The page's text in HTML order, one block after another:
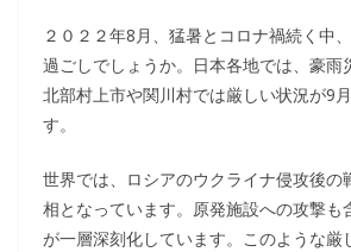
２０２２年8月、猛暑とコロナ禍続く中
過ごしでしょうか。日本各地では、豪雨
北部村上市や関川村では厳しい状況が9
す。
世界では、ロシアのウクライナ侵攻後の
相となっています。原発施設への攻撃も
が一層深刻化しています。このような厳